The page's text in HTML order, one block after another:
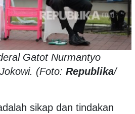
Gatot Nurmantyo
(Foto: Republika/
sikap dan tindakan